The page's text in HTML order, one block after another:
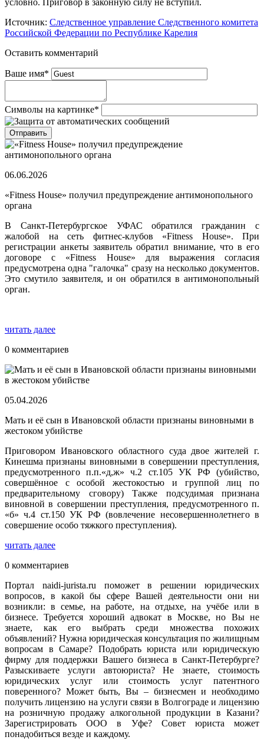
условно. Приговор в законную силу не вступил.
Источник: Следственное управление Следственного комитета
Российской Федерации по Республике Карелия
Оставить комментарий
Ваше имя*
Символы на картинке*
06.06.2026
«Fitness House» получил предупреждение антимонопольного
органа
В Санкт-Петербургское УФАС обратился гражданин с
жалобой на сеть фитнес-клубов «Fitness House». При
регистрации анкеты заявитель обратил внимание, что в его
договоре с «Fitness House» для выражения согласия
предусмотрена одна "галочка" сразу на несколько документов.
Это смутило заявителя, и он обратился в антимонопольный
орган.
читать далее
0 комментариев
05.04.2026
Мать и её сын в Ивановской области признаны виновными в
жестоком убийстве
Приговором Ивановского областного суда двое жителей г.
Кинешма признаны виновными в совершении преступления,
предусмотренного п.п.«д,ж» ч.2 ст.105 УК РФ (убийство,
совершённое с особой жестокостью и группой лиц по
предварительному сговору) Также подсудимая признана
виновной в совершении преступления, предусмотренного п.
«б» ч.4 ст.150 УК РФ (вовлечение несовершеннолетнего в
совершение особо тяжкого преступления).
читать далее
0 комментариев
Портал naidi-jurista.ru поможет в решении юридических
вопросов, в какой бы сфере Вашей деятельности они ни
возникли: в семье, на работе, на отдыхе, на учёбе или в
бизнесе. Требуется хороший адвокат в Москве, но Вы не
знаете, как его выбрать среди множества похожих
объявлений? Нужна юридическая консультация по жилищным
вопросам в Самаре? Подобрать юриста или юридическую
фирму для поддержки Вашего бизнеса в Санкт-Петербурге?
Разыскиваете услуги автоюриста? Не знаете, стоимость
юридических услуг или стоимость услуг патентного
поверенного? Может быть, Вы – бизнесмен и необходимо
получить лицензию на услуги связи в Волгограде и лицензию
на розничную продажу алкогольной продукции в Казани?
Зарегистрировать ООО в Уфе? Совет юриста может
понадобиться везде и каждому.